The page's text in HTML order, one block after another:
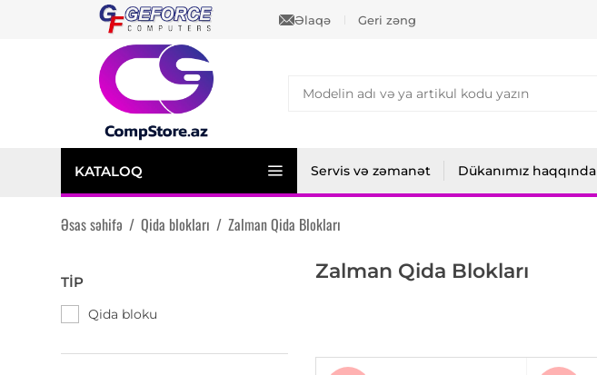
Əlaqə Geri zəng
KATALOQ Servis və zəmanət Dükanımız haqqında
Əsas səhifə / Qida blokları / Zalman Qida Blokları
TIP
Qida bloku
Zalman Qida Blokları